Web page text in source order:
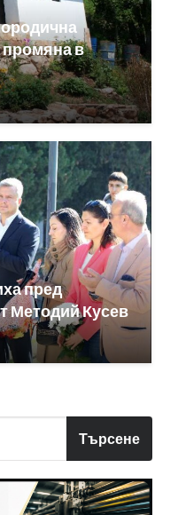
промяна в
пред
Методий Кусев
Търсене